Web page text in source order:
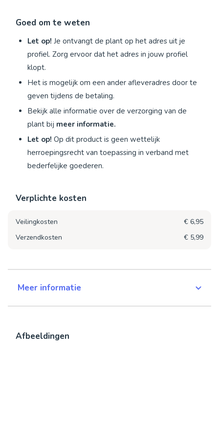
Goed om te weten
Let op! Je ontvangt de plant op het adres uit je
profiel. Zorg ervoor dat het adres in jouw profiel
klopt.
Het is mogelijk om een ander afleveradres door te
geven tijdens de betaling.
Bekijk alle informatie over de verzorging van de
plant bij meer informatie.
Let op! Op dit product is geen wettelijk
herroepingsrecht van toepassing in verband met
bederfelijke goederen.
Verplichte kosten
Veilingkosten
€ 6,95
Verzendkosten
€ 5,99
Meer informatie
Afbeeldingen